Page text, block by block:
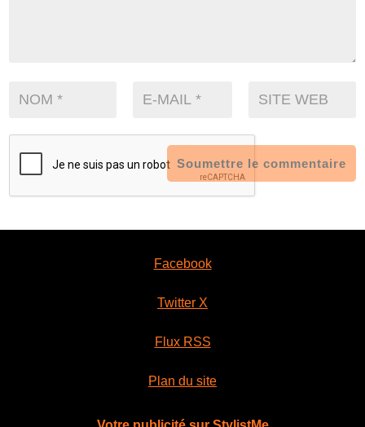
Soumettre le commentaire
Facebook
Twitter X
Flux RSS
Plan du site